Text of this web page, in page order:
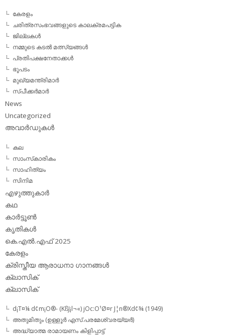
കേരളം
ചരിത്രസംഭവങ്ങളുടെ കാലക്രമപട്ടിക
ജില്ലകള്‍
നമ്മുടെ കടല്‍ മത്സ്യങ്ങള്‍
പ്രതിപക്ഷനേതാക്കള്‍
ഭൂപടം
മുഖ്യമന്ത്രിമാര്‍
സ്പീക്കര്‍മാര്‍
News
Uncategorized
അവാര്‍ഡുകള്‍
കല
സാംസ്‌കാരികം
സാഹിത്യം
സിനിമ
എഴുത്തുകാര്‍
കഥ
കാര്‍ട്ടൂണ്‍
കൃതികള്‍
കെ.എല്‍.എഫ് 2025
കേരളം
ക്രിസ്തീയ ആരാധനാ ഗാനങ്ങള്‍
ക്ലാസിക്‌
ക്ലാസിക്
d¡T¤¼ d¢m¡O®- (KßJ¡l¬«) jOc:O¹Ø¤r J¦n®Xd¢¾ (1949)
അതുമിതും (ഉള്ളൂര്‍ എസ്.പരമേശ്വരയ്യര്‍)
അദ്ധ്യാത്മ രാമായണം കിളിപ്പാട്ട്‌